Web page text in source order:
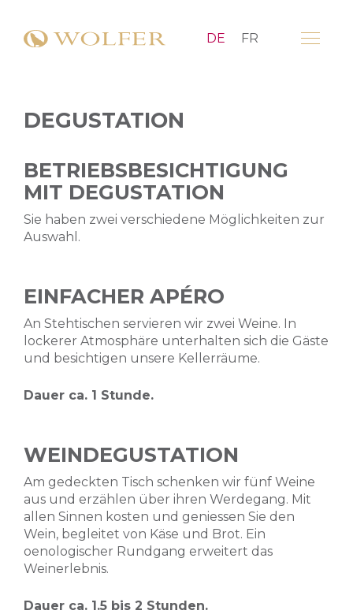
DE FR
DEGUSTATION
BETRIEBSBESICHTIGUNG
MIT DEGUSTATION
Sie haben zwei verschiedene Möglichkeiten zur
Auswahl.
EINFACHER APÉRO
An Stehtischen servieren wir zwei Weine. In
lockerer Atmosphäre unterhalten sich die Gäste
und besichtigen unsere Kellerräume.
Dauer ca. 1 Stunde.
WEINDEGUSTATION
Am gedeckten Tisch schenken wir fünf Weine
aus und erzählen über ihren Werdegang. Mit
allen Sinnen kosten und geniessen Sie den
Wein, begleitet von Käse und Brot. Ein
oenologischer Rundgang erweitert das
Weinerlebnis.
Dauer ca. 1.5 bis 2 Stunden.